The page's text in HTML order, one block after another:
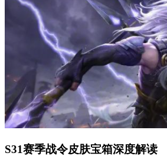
S31赛季战令皮肤宝箱深度解读